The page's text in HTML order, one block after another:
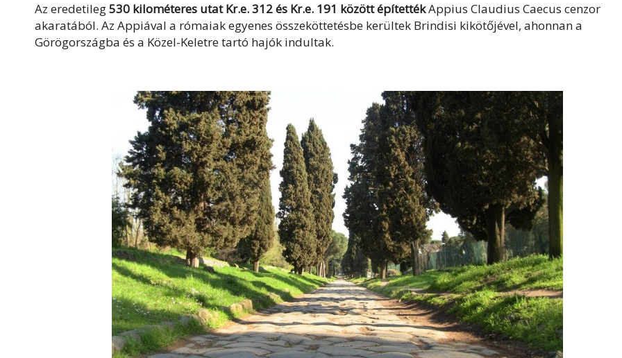
Az eredetileg530 kilométeres utat Kr.e. 312 és Kr.e. 191 között építettékAppius Claudius Caecus cenzor
akaratából. Az Appiával a rómaiak egyenes összeköttetésbe kerültek Brindisi kikötőjével, ahonnan a
Görögországba és a Közel-Keletre tartó hajók indultak.